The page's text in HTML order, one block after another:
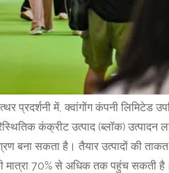
प्रदर्शनी में, क्वांगोंग कंपनी
कंक्रीट उत्पाद (ब्लॉक)
बना सकता है। तैयार उत्पादों की
मात्रा 70% से अधिक तक पहुंच सकती